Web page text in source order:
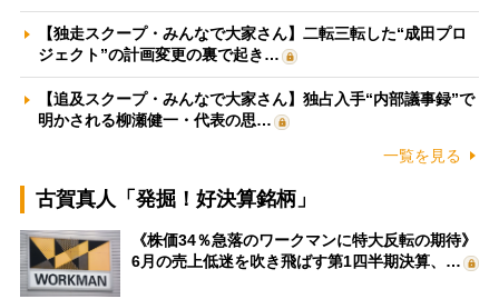
【独走スクープ・みんなで大家さん】二転三転した“成田プロ
ジェクト”の計画変更の裏で起き…
【追及スクープ・みんなで大家さん】独占入手“内部議事録”で
明かされる柳瀬健一・代表の思…
一覧を見る
古賀真人「発掘！好決算銘柄」
《株価34％急落のワークマンに特大反転の期待》
6月の売上低迷を吹き飛ばす第1四半期決算、…